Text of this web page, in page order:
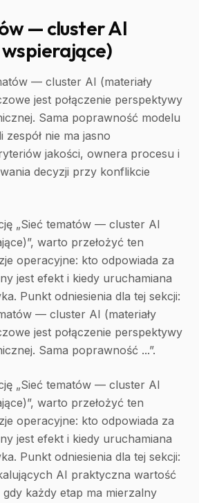
— cluster AI
— cluster AI (materiały
jest połączenie perspektywy
Sama poprawność modelu
zespół nie ma jasno
jakości, ownera procesu i
decyzji przy konflikcie
„Sieć tematów — cluster AI
warto przełożyć ten
operacyjne: kto odpowiada za
jest efekt i kiedy uruchamiana
Punkt odniesienia dla tej sekcji:
— cluster AI (materiały
jest połączenie perspektywy
Sama poprawność ...”.
„Sieć tematów — cluster AI
warto przełożyć ten
operacyjne: kto odpowiada za
jest efekt i kiedy uruchamiana
Punkt odniesienia dla tej sekcji:
AI praktyczna wartość
gdy każdy etap ma mierzalny